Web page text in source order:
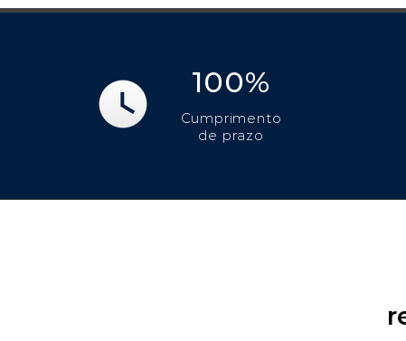
100%
Cumprimento
de prazo